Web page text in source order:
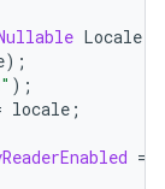
Locale
);
);
locale ;
=